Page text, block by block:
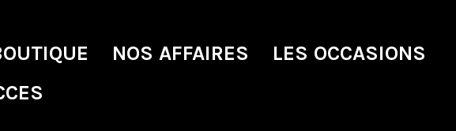
NOS AFFAIRES
LES OCCASIONS